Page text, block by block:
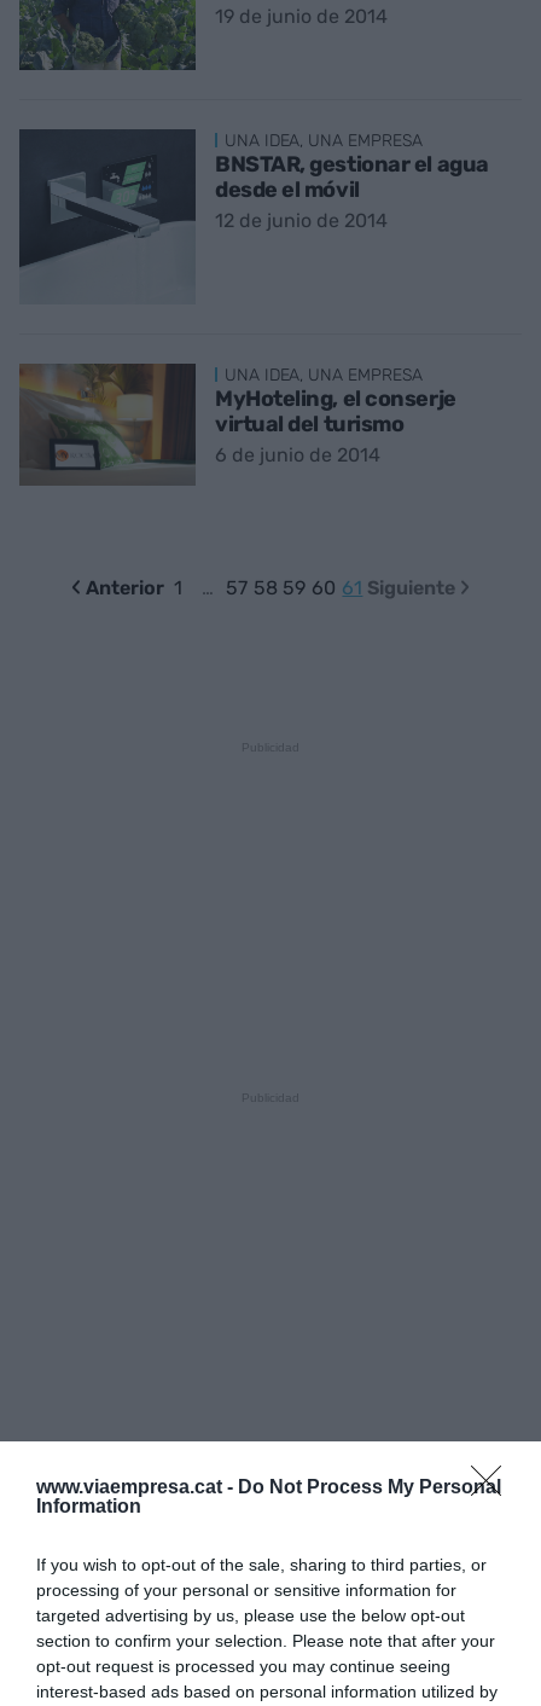
www.viaempresa.cat - Do Not Process My Personal
Information
If you wish to opt-out of the sale, sharing to third parties, or
processing of your personal or sensitive information for
targeted advertising by us, please use the below opt-out
section to confirm your selection. Please note that after your
opt-out request is processed you may continue seeing
interest-based ads based on personal information utilized by
19 de junio de 2014
UNA IDEA, UNA EMPRESA
BNSTAR, gestionar el agua
desde el móvil
12 de junio de 2014
UNA IDEA, UNA EMPRESA
MyHoteling, el conserje
virtual del turismo
6 de junio de 2014
Anterior 1 … 57 58 59 60 61 Siguiente